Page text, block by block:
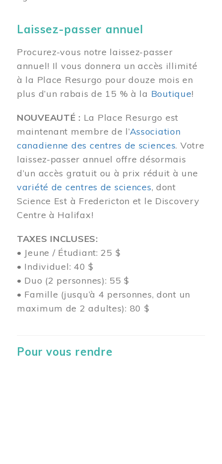
Laissez-passer annuel
Procurez-vous notre laissez-passer
annuel! Il vous donnera un accès illimité
à la Place Resurgo pour douze mois en
plus d’un rabais de 15 % à la Boutique!
NOUVEAUTÉ : La Place Resurgo est
maintenant membre de l’Association
canadienne des centres de sciences. Votre
laissez-passer annuel offre désormais
d’un accès gratuit ou à prix réduit à une
variété de centres de sciences, dont
Science Est à Fredericton et le Discovery
Centre à Halifax!
TAXES INCLUSES:
• Jeune / Étudiant: 25 $
• Individuel: 40 $
• Duo (2 personnes): 55 $
• Famille (jusqu’à 4 personnes, dont un
maximum de 2 adultes): 80 $
Pour vous rendre